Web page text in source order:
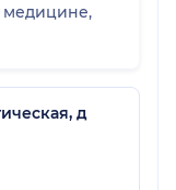
медицине,
д